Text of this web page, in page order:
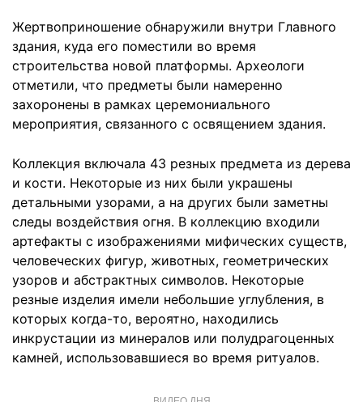
Жертвоприношение обнаружили внутри Главного
здания, куда его поместили во время
строительства новой платформы. Археологи
отметили, что предметы были намеренно
захоронены в рамках церемониального
мероприятия, связанного с освящением здания.
Коллекция включала 43 резных предмета из дерева
и кости. Некоторые из них были украшены
детальными узорами, а на других были заметны
следы воздействия огня. В коллекцию входили
артефакты с изображениями мифических существ,
человеческих фигур, животных, геометрических
узоров и абстрактных символов. Некоторые
резные изделия имели небольшие углубления, в
которых когда-то, вероятно, находились
инкрустации из минералов или полудрагоценных
камней, использовавшиеся во время ритуалов.